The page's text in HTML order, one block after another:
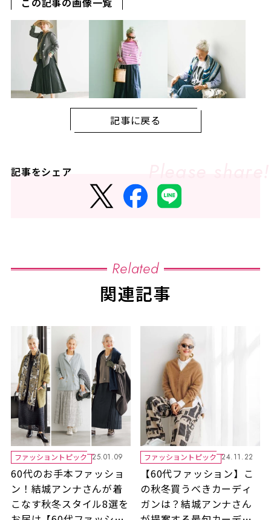
記事に戻る
記事をシェア
Related
関連記事
ファッショントピック 25.01.09
60代のお手本ファッショ
ン！結城アンナさんが着
こなす秋冬スタイル8選を
ファッショントピック 24.11.22
【60代ファッション】こ
の秋冬買うべきカーディ
ガンは？結城アンナさん